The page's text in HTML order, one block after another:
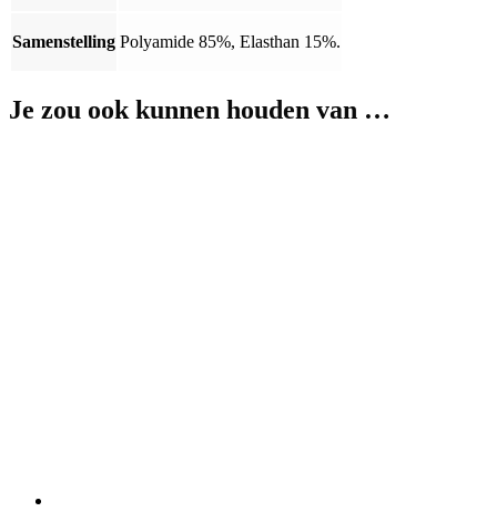
Samenstelling Polyamide 85%, Elasthan 15%.
Je zou ook kunnen houden van …